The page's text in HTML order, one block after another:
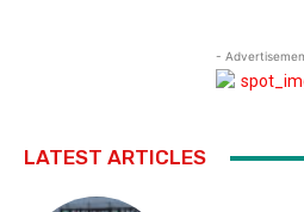
-
LATEST ARTICLES